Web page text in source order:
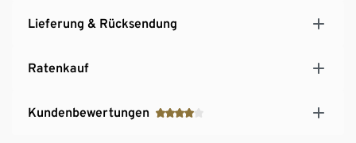
Lieferung & Rücksendung
Ratenkauf
Kundenbewertungen